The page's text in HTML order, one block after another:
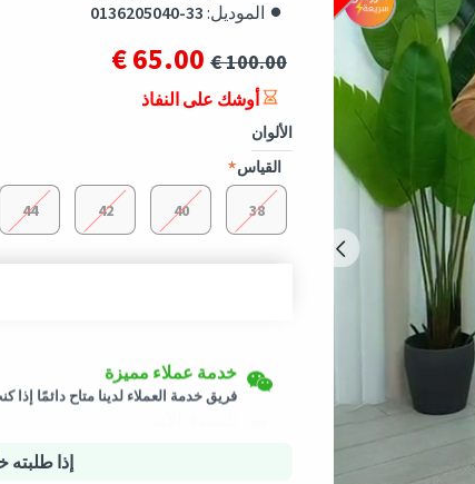
إذا طلبته
الموديل: 0136205040-33
65.00 € 100.00 €
الألوان
القياس
38
40
42
44
التسوق الأمن
خيارات الدفع الآمنة - تأمين الخصوصية
أوشك على النفاذ